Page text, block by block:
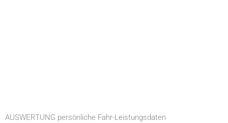
AUSWERTUNG persönliche Fahr-Leistungsdaten